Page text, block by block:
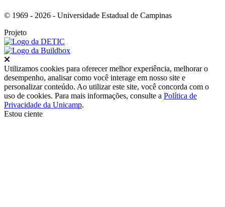
© 1969 - 2026 - Universidade Estadual de Campinas
Projeto
Utilizamos cookies para oferecer melhor experiência, melhorar o
desempenho, analisar como você interage em nosso site e
personalizar conteúdo. Ao utilizar este site, você concorda com o
uso de cookies. Para mais informações, consulte a Política de
Privacidade da Unicamp.
Estou ciente